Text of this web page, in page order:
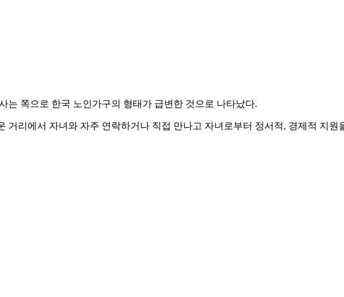
는 쪽으로 한국 노인가구의 형태가 급변한 것으로 나타났다.
거리에서 자녀와 자주 연락하거나 직접 만나고 자녀로부터 정서적, 경제적 지